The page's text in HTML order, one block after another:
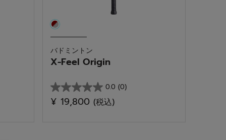
バドミントン
X-Feel Origin
0.0 (0)
星
0.0
¥ 19,800 (税込)